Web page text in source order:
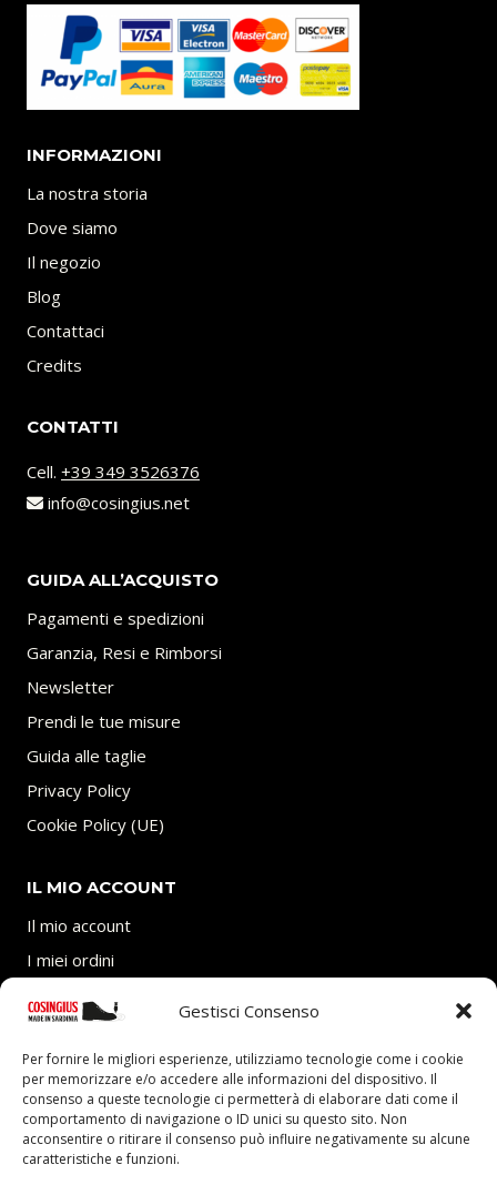
Gestisci Consenso
Per fornire le migliori esperienze, utilizziamo tecnologie come i cookie
per memorizzare e/o accedere alle informazioni del dispositivo. Il
consenso a queste tecnologie ci permetterà di elaborare dati come il
comportamento di navigazione o ID unici su questo sito. Non
acconsentire o ritirare il consenso può influire negativamente su alcune
caratteristiche e funzioni.
INFORMAZIONI
La nostra storia
Dove siamo
Il negozio
Blog
Contattaci
Credits
CONTATTI
Cell. +39 349 3526376
info@cosingius.net
GUIDA ALL’ACQUISTO
Pagamenti e spedizioni
Garanzia, Resi e Rimborsi
Newsletter
Prendi le tue misure
Guida alle taglie
Privacy Policy
Cookie Policy (UE)
IL MIO ACCOUNT
Il mio account
I miei ordini